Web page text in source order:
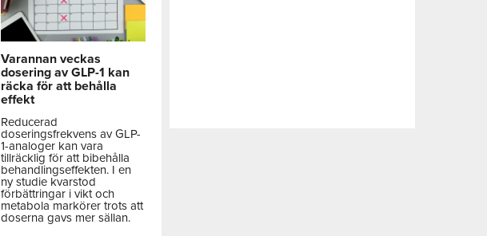
Varannan veckas
dosering av GLP-1 kan
räcka för att behålla
effekt
Reducerad
doseringsfrekvens av GLP-
1-analoger kan vara
tillräcklig för att bibehålla
behandlingseffekten. I en
ny studie kvarstod
förbättringar i vikt och
metabola markörer trots att
doserna gavs mer sällan.